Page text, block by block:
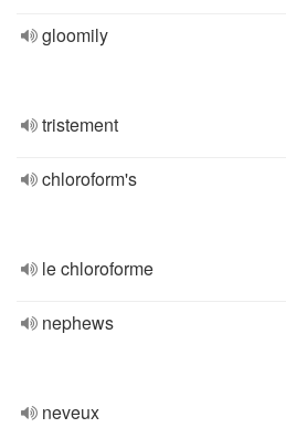
gloomily
tristement
chloroform's
le chloroforme
nephews
neveux